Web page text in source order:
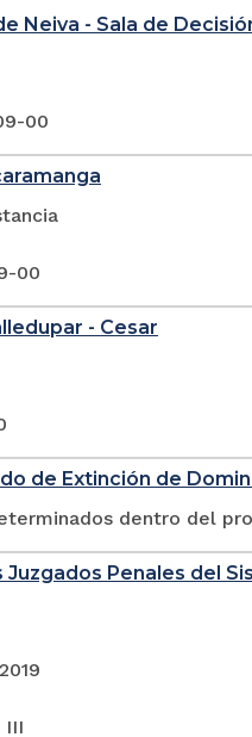
Neiva - Sala de
00
00
- Cesar
de Extinción de
dentro del
Penales del
III